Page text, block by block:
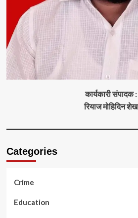
कार्यकारी संपादक :
रियाज मोहिदिन शेख
Categories
Crime
Education